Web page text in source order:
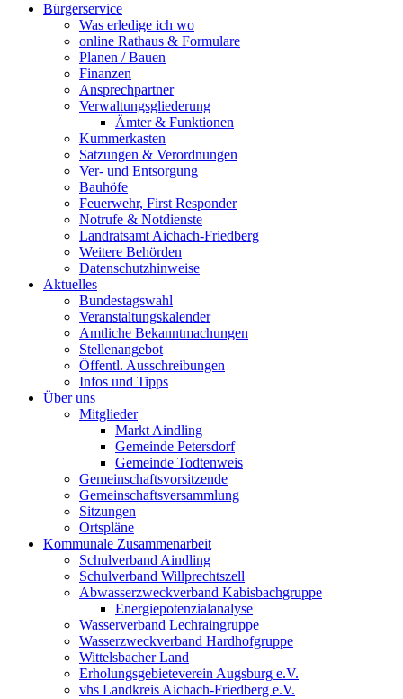
Bürgerservice
Was erledige ich wo
online Rathaus & Formulare
Planen / Bauen
Finanzen
Ansprechpartner
Verwaltungsgliederung
Ämter & Funktionen
Kummerkasten
Satzungen & Verordnungen
Ver- und Entsorgung
Bauhöfe
Feuerwehr, First Responder
Notrufe & Notdienste
Landratsamt Aichach-Friedberg
Weitere Behörden
Datenschutzhinweise
Aktuelles
Bundestagswahl
Veranstaltungskalender
Amtliche Bekanntmachungen
Stellenangebot
Öffentl. Ausschreibungen
Infos und Tipps
Über uns
Mitglieder
Markt Aindling
Gemeinde Petersdorf
Gemeinde Todtenweis
Gemeinschaftsvorsitzende
Gemeinschaftsversammlung
Sitzungen
Ortspläne
Kommunale Zusammenarbeit
Schulverband Aindling
Schulverband Willprechtszell
Abwasserzweckverband Kabisbachgruppe
Energiepotenzialanalyse
Wasserverband Lechraingruppe
Wasserzweckverband Hardhofgruppe
Wittelsbacher Land
Erholungsgebieteverein Augsburg e.V.
vhs Landkreis Aichach-Friedberg e.V.